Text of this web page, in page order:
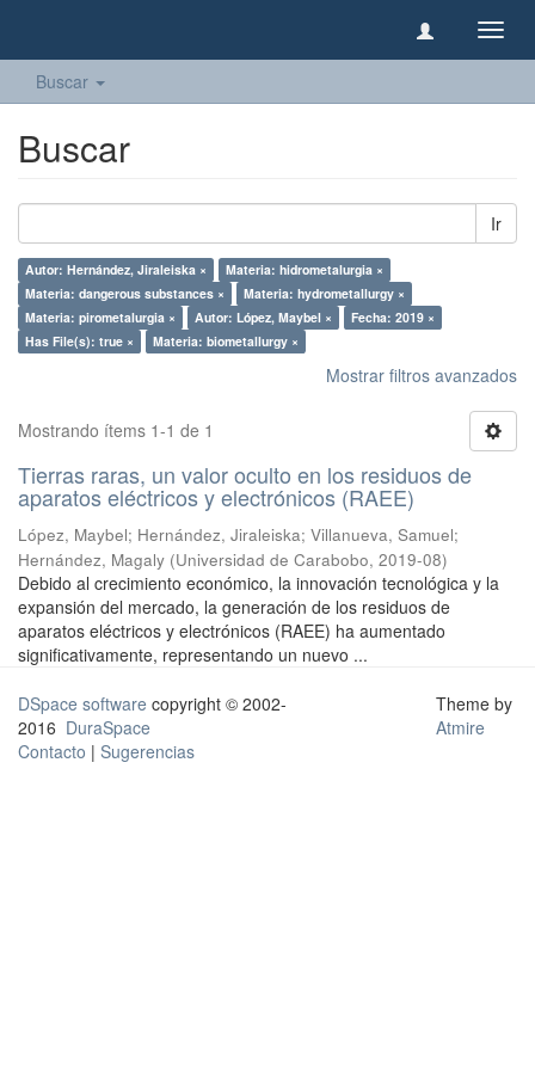
Buscar
Buscar
Ir
Autor: Hernández, Jiraleiska ×
Materia: hidrometalurgia ×
Materia: dangerous substances ×
Materia: hydrometallurgy ×
Materia: pirometalurgia ×
Autor: López, Maybel ×
Fecha: 2019 ×
Has File(s): true ×
Materia: biometallurgy ×
Mostrar filtros avanzados
Mostrando ítems 1-1 de 1
Tierras raras, un valor oculto en los residuos de
aparatos eléctricos y electrónicos (RAEE)
López, Maybel; Hernández, Jiraleiska; Villanueva, Samuel;
Hernández, Magaly (Universidad de Carabobo, 2019-08)
Debido al crecimiento económico, la innovación tecnológica y la
expansión del mercado, la generación de los residuos de
aparatos eléctricos y electrónicos (RAEE) ha aumentado
significativamente, representando un nuevo ...
DSpace software copyright © 2002-
2016 DuraSpace
Contacto | Sugerencias
Theme by
Atmire